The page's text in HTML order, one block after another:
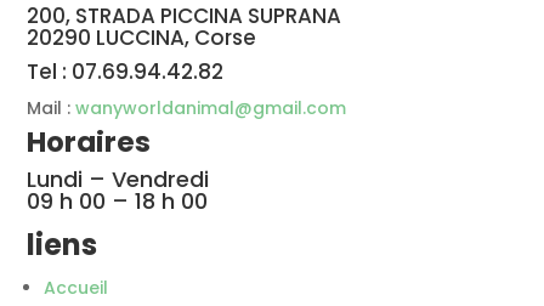
200, STRADA PICCINA SUPRANA
20290 LUCCINA, Corse
Tel : 07.69.94.42.82
Mail :wanyworldanimal@gmail.com
Horaires
Lundi – Vendredi
09 h 00 – 18 h 00
liens
Accueil